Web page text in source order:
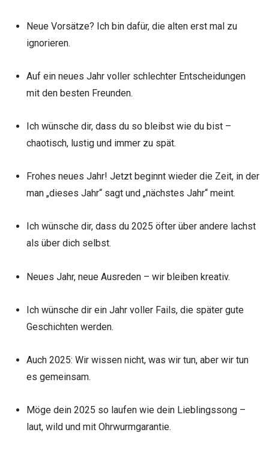
Neue Vorsätze? Ich bin dafür, die alten erst mal zu
ignorieren.
Auf ein neues Jahr voller schlechter Entscheidungen
mit den besten Freunden.
Ich wünsche dir, dass du so bleibst wie du bist –
chaotisch, lustig und immer zu spät.
Frohes neues Jahr! Jetzt beginnt wieder die Zeit, in der
man „dieses Jahr“ sagt und „nächstes Jahr“ meint.
Ich wünsche dir, dass du 2025 öfter über andere lachst
als über dich selbst.
Neues Jahr, neue Ausreden – wir bleiben kreativ.
Ich wünsche dir ein Jahr voller Fails, die später gute
Geschichten werden.
Auch 2025: Wir wissen nicht, was wir tun, aber wir tun
es gemeinsam.
Möge dein 2025 so laufen wie dein Lieblingssong –
laut, wild und mit Ohrwurmgarantie.